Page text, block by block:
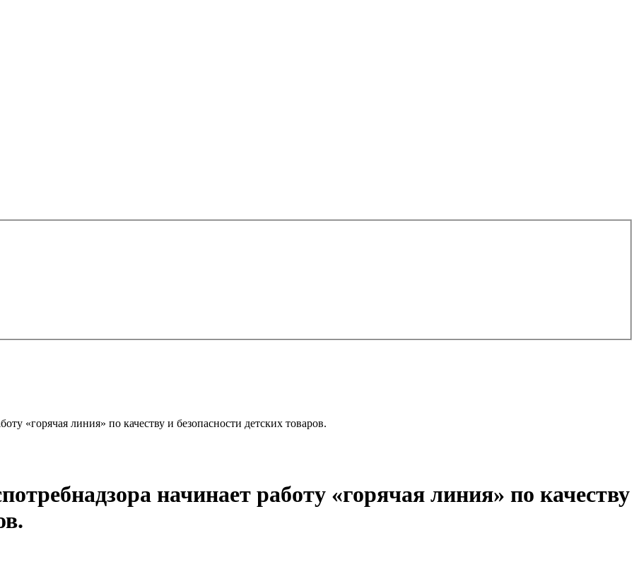
«горячая линия» по качеству и безопасности детских товаров.
начинает работу «горячая линия» по качеству